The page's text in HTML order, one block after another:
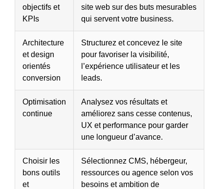
objectifs et
KPIs
site web sur des buts mesurables
qui servent votre business.
Architecture
et design
orientés
conversion
Structurez et concevez le site
pour favoriser la visibilité,
l’expérience utilisateur et les
leads.
Optimisation
continue
Analysez vos résultats et
améliorez sans cesse contenus,
UX et performance pour garder
une longueur d’avance.
Choisir les
bons outils
et
Sélectionnez CMS, hébergeur,
ressources ou agence selon vos
besoins et ambition de